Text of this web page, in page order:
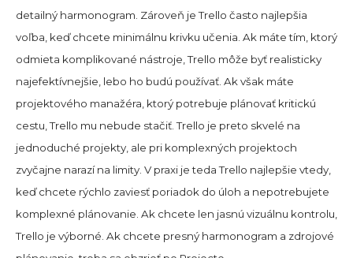
detailný harmonogram. Zároveň je Trello často najlepšia
voľba, keď chcete minimálnu krivku učenia. Ak máte tím, ktorý
odmieta komplikované nástroje, Trello môže byť realisticky
najefektívnejšie, lebo ho budú používať. Ak však máte
projektového manažéra, ktorý potrebuje plánovať kritickú
cestu, Trello mu nebude stačiť. Trello je preto skvelé na
jednoduché projekty, ale pri komplexných projektoch
zvyčajne narazí na limity. V praxi je teda Trello najlepšie vtedy,
keď chcete rýchlo zaviesť poriadok do úloh a nepotrebujete
komplexné plánovanie. Ak chcete len jasnú vizuálnu kontrolu,
Trello je výborné. Ak chcete presný harmonogram a zdrojové